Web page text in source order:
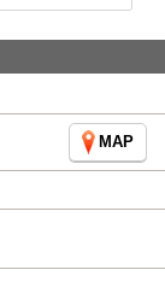
MAP